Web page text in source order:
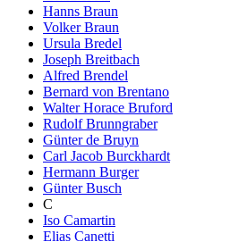
Hanns Braun
Volker Braun
Ursula Bredel
Joseph Breitbach
Alfred Brendel
Bernard von Brentano
Walter Horace Bruford
Rudolf Brunngraber
Günter de Bruyn
Carl Jacob Burckhardt
Hermann Burger
Günter Busch
C
Iso Camartin
Elias Canetti